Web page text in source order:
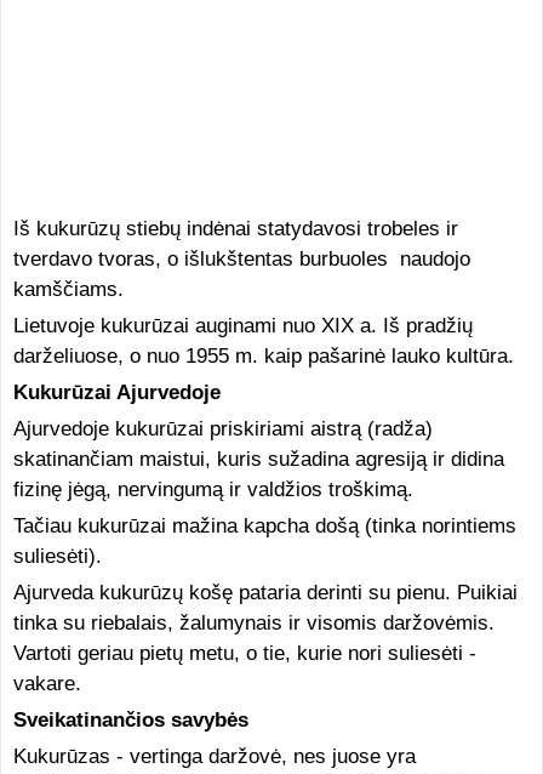
Iš kukurūzų stiebų indėnai statydavosi trobeles ir
tverdavo tvoras, o išlukštentas burbuoles naudojo
kamščiams.
Lietuvoje kukurūzai auginami nuo XIX a. Iš pradžių
darželiuose, o nuo 1955 m. kaip pašarinė lauko kultūra.
Kukurūzai Ajurvedoje
Ajurvedoje kukurūzai priskiriami aistrą (radža)
skatinančiam maistui, kuris sužadina agresiją ir didina
fizinę jėgą, nervingumą ir valdžios troškimą.
Tačiau kukurūzai mažina kapcha došą (tinka norintiems
suliesėti).
Ajurveda kukurūzų košę pataria derinti su pienu. Puikiai
tinka su riebalais, žalumynais ir visomis daržovėmis.
Vartoti geriau pietų metu, o tie, kurie nori suliesėti -
vakare.
Sveikatinančios savybės
Kukurūzas - vertinga daržovė, nes juose yra